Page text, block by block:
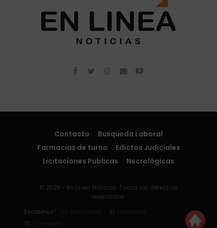
Contacto
Busqueda Laboral
Farmacias de turno
Edictos Judiciales
Licitaciones Publicas
Necrológicas
© 2026 - En Linea Noticias. Todos los derechos
reservados.
Escribinos!